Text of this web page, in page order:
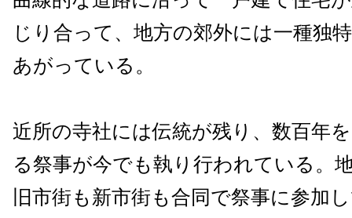
じり合って、地方の郊外には一種独
あがっている。
近所の寺社には伝統が残り、数百年
る祭事が今でも執り行われている。
旧市街も新市街も合同で祭事に参加